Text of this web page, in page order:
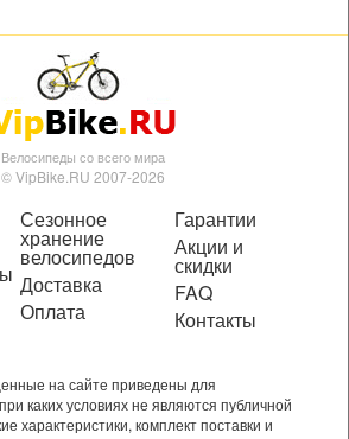
Велосипеды со всего мира
© VipBike.RU 2007-2026
Сезонное
хранение
велосипедов
Доставка
Оплата
Гарантии
Акции и
скидки
FAQ
Контакты
на сайте приведены для
каких условиях не являются публичной
характеристики, комплект поставки и